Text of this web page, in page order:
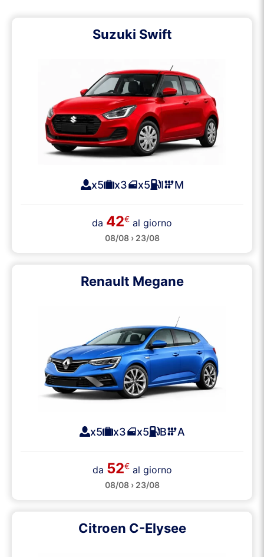
Suzuki Swift
x5 x3 x5 I M
da 42€ al giorno
08/08 › 23/08
Renault Megane
x5 x3 x5 B A
da 52€al giorno
08/08 › 23/08
Citroen C-Elysee